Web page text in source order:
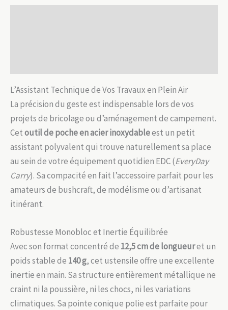
de
L’Assistant Technique de Vos Travaux en Plein Air
La précision du geste est indispensable lors de vos
projets de bricolage ou d’aménagement de campement.
Cetoutil de poche en acier inoxydableest un petit
assistant polyvalent qui trouve naturellement sa place
au sein de votre équipement quotidien EDC (EveryDay
Carry). Sa compacité en fait l’accessoire parfait pour les
amateurs de bushcraft, de modélisme ou d’artisanat
itinérant.
Robustesse Monobloc et Inertie Équilibrée
Avec son format concentré de 12,5 cm de longueuret un
poids stable de 140 g, cet ustensile offre une excellente
inertie en main. Sa structure entièrement métallique ne
craint ni la poussière, ni les chocs, ni les variations
climatiques. Sa pointe conique polie est parfaite pour